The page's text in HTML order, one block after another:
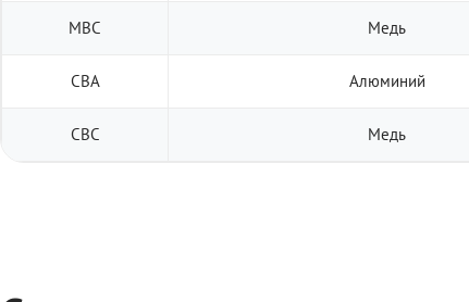
МВС Медь
СВА Алюминий
СВС Медь